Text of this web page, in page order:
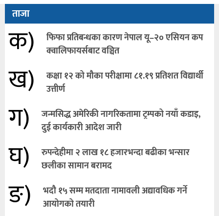
ताजा
क)
फिफा प्रतिबन्धका कारण नेपाल यू–२० एसियन कप
क्वालिफायर्सबाट वञ्चित
ख)
कक्षा १२ को मौका परीक्षामा ८१.१९ प्रतिशत विद्यार्थी
उत्तीर्ण
ग)
जन्मसिद्ध अमेरिकी नागरिकतामा ट्रम्पको नयाँ कडाइ,
दुई कार्यकारी आदेश जारी
घ)
रुपन्देहीमा २ लाख १८ हजारभन्दा बढीका भन्सार
छलीका सामान बरामद
ङ)
भदौ १५ सम्म मतदाता नामावली अद्यावधिक गर्ने
आयोगको तयारी